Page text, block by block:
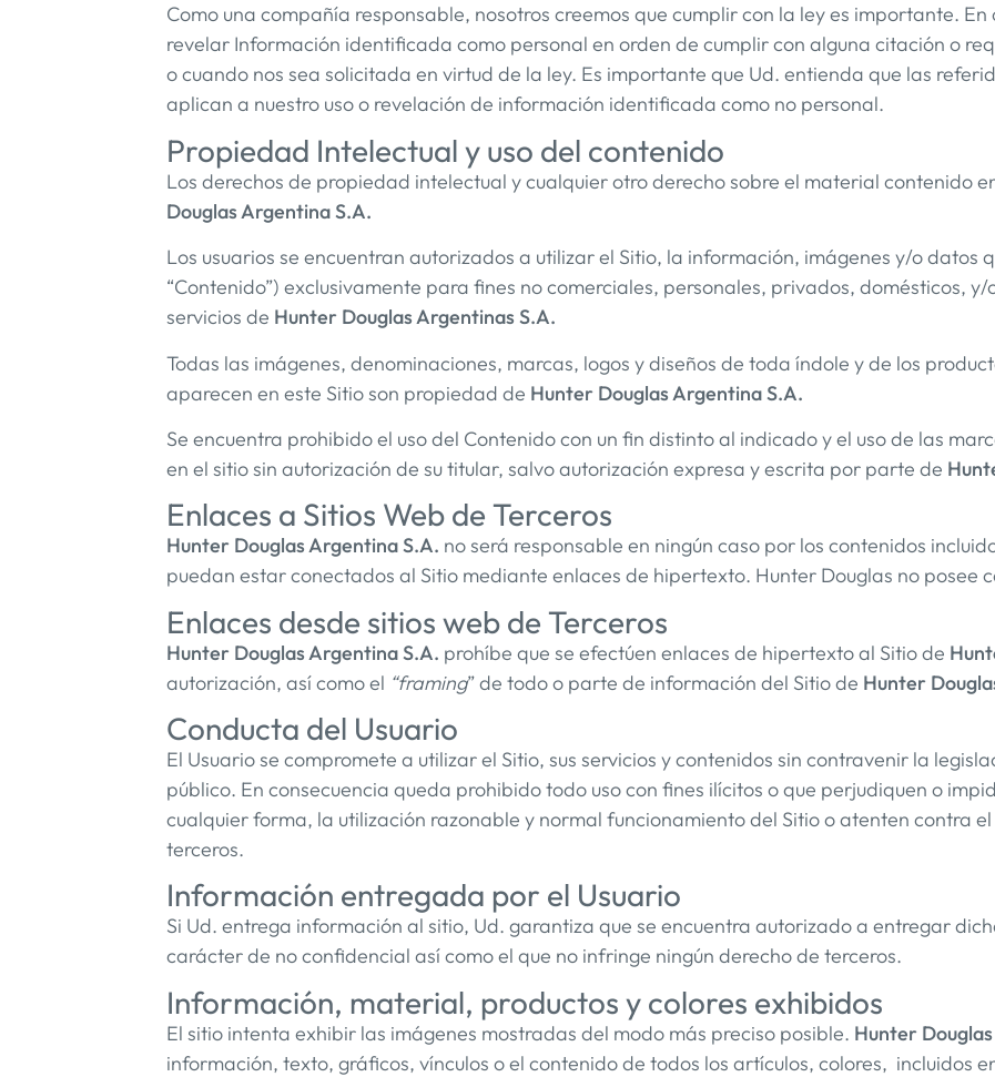
Como una compañía responsable, nosotros creemos que cumplir con la ley es importante.
revelar Información identificada como personal en orden de cumplir con alguna citación o
o cuando nos sea solicitada en virtud de la ley. Es importante que Ud. entienda que las
aplican a nuestro uso o revelación de información identificada como no personal.
Propiedad Intelectual y uso del contenido
Los derechos de propiedad intelectual y cualquier otro derecho sobre el material contenido
Douglas Argentina S.A.
Los usuarios se encuentran autorizados a utilizar el Sitio, la información, imágenes y/o datos
“Contenido”) exclusivamente para fines no comerciales, personales, privados, domésticos,
servicios de Hunter Douglas Argentinas S.A.
Todas las imágenes, denominaciones, marcas, logos y diseños de toda índole y de los
aparecen en este Sitio son propiedad de Hunter Douglas Argentina S.A.
Se encuentra prohibido el uso del Contenido con un fin distinto al indicado y el uso de las
en el sitio sin autorización de su titular, salvo autorización expresa y escrita por parte de
Enlaces a Sitios Web de Terceros
Hunter Douglas Argentina S.A. no será responsable en ningún caso por los contenidos
puedan estar conectados al Sitio mediante enlaces de hipertexto. Hunter Douglas no posee
Enlaces desde sitios web de Terceros
Hunter Douglas Argentina S.A. prohíbe que se efectúen enlaces de hipertexto al Sitio de
autorización, así como el “framing” de todo o parte de información del Sitio de Hunter
Conducta del Usuario
El Usuario se compromete a utilizar el Sitio, sus servicios y contenidos sin contravenir la
público. En consecuencia queda prohibido todo uso con fines ilícitos o que perjudiquen o
cualquier forma, la utilización razonable y normal funcionamiento del Sitio o atenten contra
terceros.
Información entregada por el Usuario
Si Ud. entrega información al sitio, Ud. garantiza que se encuentra autorizado a entregar
carácter de no confidencial así como el que no infringe ningún derecho de terceros.
Información, material, productos y colores exhibidos
El sitio intenta exhibir las imágenes mostradas del modo más preciso posible. Hunter
información, texto, gráficos, vínculos o el contenido de todos los artículos, colores, incluidos